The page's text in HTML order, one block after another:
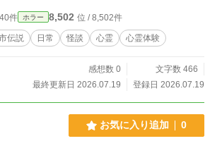
件 ホラー 8,502 位 / 8,502件
伝説 日常 怪談 心霊 心霊体験
感想数 0
文字数 466
最終更新日 2026.07.19
登録日 2026.07.19
お気に入り追加 0